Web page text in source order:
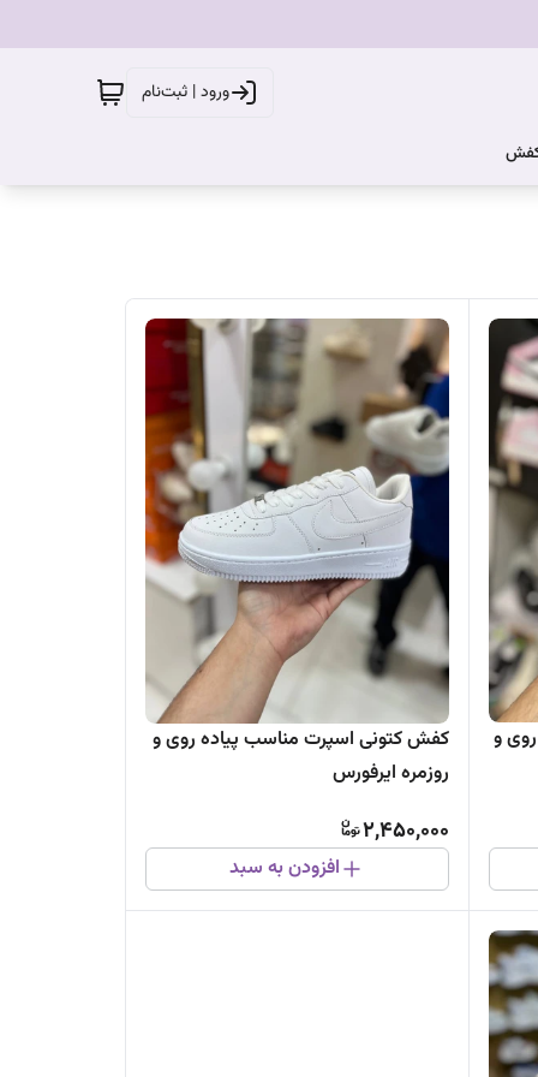
ورود | ثبت‌نام
و
کفش کتونی اسپرت مناسب پیاده روی و
روزمره ایرفورس
2,450,000
افزودن به سبد